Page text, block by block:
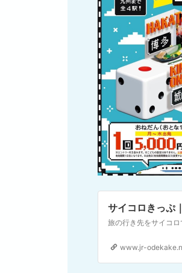
サイコロきっぷ
旅の行き先をサイコ
www.jr-